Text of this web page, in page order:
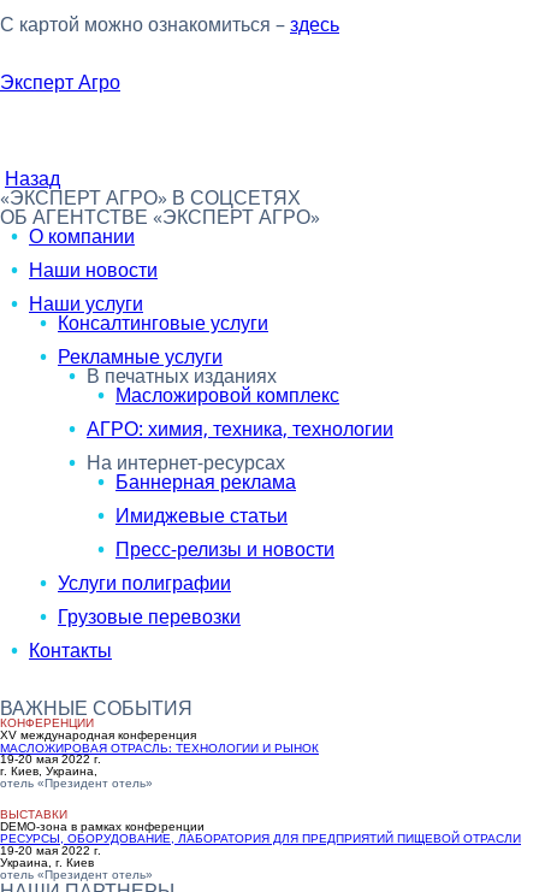
С картой можно ознакомиться –здесь
Эксперт Агро
Назад
«ЭКСПЕРТ АГРО» В СОЦСЕТЯХ
ОБ АГЕНТСТВЕ «ЭКСПЕРТ АГРО»
О компании
Наши новости
Наши услуги
Консалтинговые услуги
Рекламные услуги
В печатных изданиях
Масложировой комплекс
АГРО: химия, техника, технологии
На интернет-ресурсах
Баннерная реклама
Имиджевые статьи
Пресс-релизы и новости
Услуги полиграфии
Грузовые перевозки
Контакты
ВАЖНЫЕ СОБЫТИЯ
КОНФЕРЕНЦИИ
ХV международная конференция
МАСЛОЖИРОВАЯ ОТРАСЛЬ: ТЕХНОЛОГИИ И РЫНОК
19-20 мая 2022 г.
г. Киев, Украина,
отель «Президент отель»
ВЫСТАВКИ
DEMO-зона в рамках конференции
РЕСУРСЫ, ОБОРУДОВАНИЕ, ЛАБОРАТОРИЯ ДЛЯ ПРЕДПРИЯТИЙ ПИЩЕВОЙ ОТРАСЛИ
19-20 мая 2022 г.
Украина, г. Киев
отель «Президент отель»